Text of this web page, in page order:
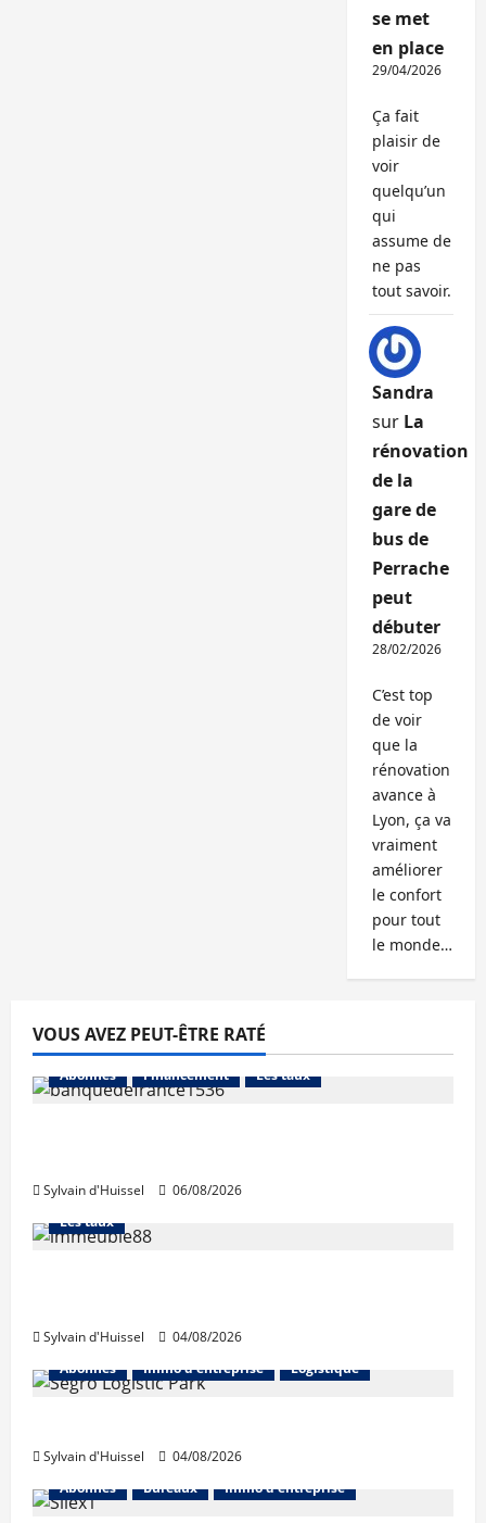
se met
en place
29/04/2026
Ça fait
plaisir de
voir
quelqu’un
qui
assume de
ne pas
tout savoir.
Sandra
sur La
rénovation
de la
gare de
bus de
Perrache
peut
débuter
28/02/2026
C’est top
de voir
que la
rénovation
avance à
Lyon, ça va
vraiment
améliorer
le confort
pour tout
le monde…
VOUS AVEZ PEUT-ÊTRE RATÉ
Abonnés Financement Les taux
Sylvain d'Huissel 06/08/2026
Abonnés Financement
Les taux
Sylvain d'Huissel
04/08/2026
Abonnés
Immo d'entreprise Logistique
Sylvain d'Huissel
04/08/2026
Abonnés
Bureaux Immo d'entreprise